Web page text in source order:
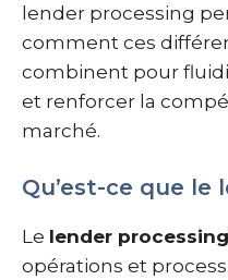
lender processing
comment ces
combinent pour
et renforcer la
marché.
Qu’est-ce que le
Le lender processing
opérations et